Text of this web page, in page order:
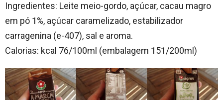
Ingredientes: Leite meio-gordo, açúcar, cacau magro
em pó 1%, açúcar caramelizado, estabilizador
carragenina (e-407), sal e aroma.
Calorias: kcal 76/100ml (embalagem 151/200ml)